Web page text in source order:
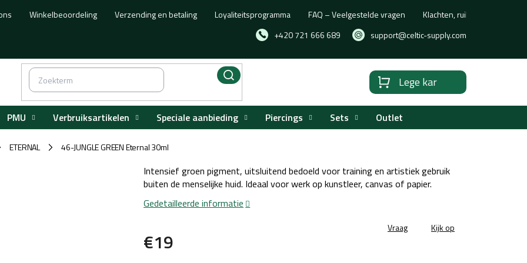
+420 721 666 689 support@celtic-supply.com
Winkelbeoordeling Verzending en betaling Loyaliteitsprogramma FAQ – Veelgestelde vragen Klachten, ruilen of
Winkelwagen
Lege kar
PMU Verbruiksartikelen Speciale aanbieding Piercings Sets Outlet
ETERNAL / 46-JUNGLE GREEN Eternal 30ml
€19
Intensief groen pigment, uitsluitend bedoeld voor training en artistiek gebruik
buiten de menselijke huid. Ideaal voor werk op kunstleer, canvas of papier.
Gedetailleerde informatie
Vraag Kijk op